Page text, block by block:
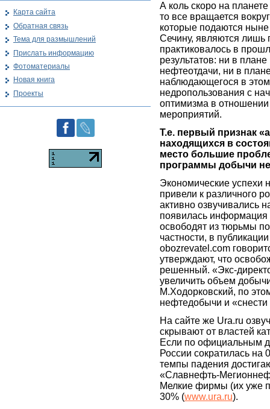
А коль скоро на
то все вращается
которые подаются
Сечину, являются лишь
практиковалось в
результатов: ни в
нефтеотдачи, ни в
наблюдающегося в этом
недропользования с
оптимизма в
мероприятий.
Т.е. первый признак
находящихся в
место большие
программы добычи
Экономические успехи
привели к различного
активно озвучивались
появилась информация
освободят из тюрьмы
частности, в
obozrevatel.com
утверждают, что
решенный. «Экс-
увеличить объем
М.Ходорковский, по
нефтедобычи и
На сайте же Ura.ru
скрывают от властей
Если по официальным
России сократилась
темпы падения
«Славнефть-
Мелкие фирмы (их уже
30% (www.ura.ru).
Карта сайта
Обратная связь
Тема для размышлений
Прислать информацию
Фотоматериалы
Новая книга
Проекты